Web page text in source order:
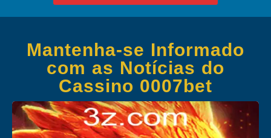
Mantenha-se Informado
com as Notícias do
Cassino 0007bet